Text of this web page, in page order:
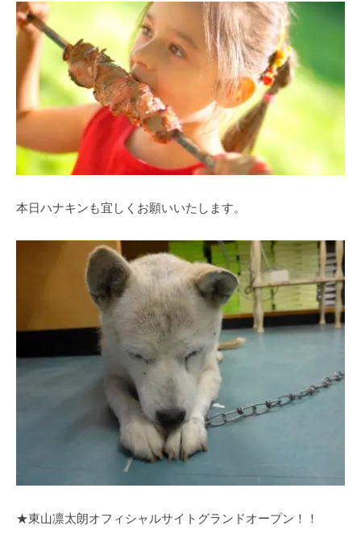
本日ハナキンも宜しくお願いいたします。
★東山凛太朗オフィシャルサイトグランドオープン！！